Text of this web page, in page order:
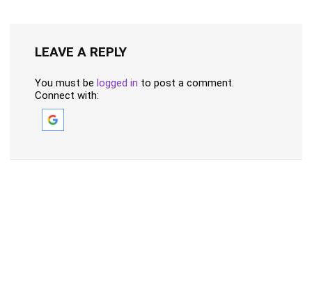
LEAVE A REPLY
You must be logged in to post a comment.
Connect with: